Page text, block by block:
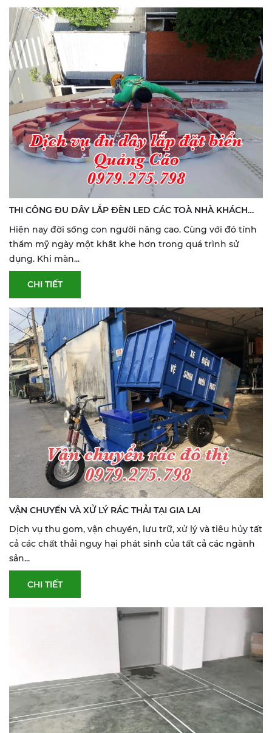
THI CÔNG ĐU DÂY LẮP ĐÈN LED CÁC TOÀ NHÀ KHÁCH
SẠN HOANG PHUC CARE
Hiện nay đời sống con người nâng cao. Cùng với đó tính
thẩm mỹ ngày một khắt khe hơn trong quá trình sử
dụng. Khi màn...
CHI TIẾT
VẬN CHUYỂN VÀ XỬ LÝ RÁC THẢI TẠI GIA LAI
Dịch vụ thu gom, vận chuyển, lưu trữ, xử lý và tiêu hủy tất
cả các chất thải nguy hại phát sinh của tất cả các ngành
sản...
CHI TIẾT